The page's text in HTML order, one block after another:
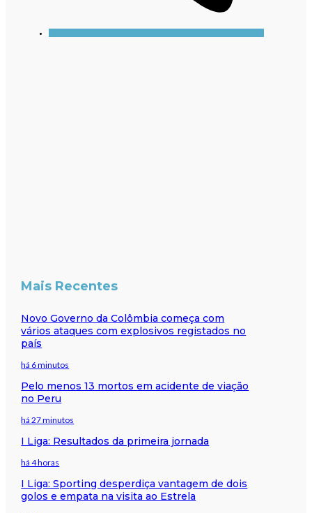
Mais Recentes
Novo Governo da Colômbia começa com
vários ataques com explosivos registados no
país
há 6 minutos
Pelo menos 13 mortos em acidente de viação
no Peru
há 27 minutos
I Liga: Resultados da primeira jornada
há 4 horas
I Liga: Sporting desperdiça vantagem de dois
golos e empata na visita ao Estrela